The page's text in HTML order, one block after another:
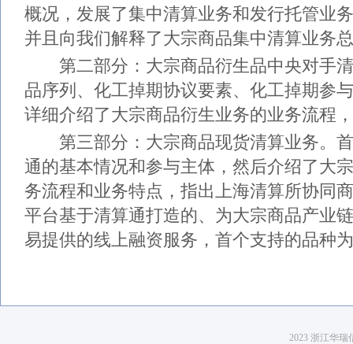
概况，发展了集中清算业务和发行托管业
并且向我们解释了大宗商品集中清算业务
第二部分：大宗商品衍生品中央对手清
品序列、化工掉期协议要素、化工掉期参
详细介绍了大宗商品衍生业务的业务流程，
第三部分：大宗商品现货清算业务。首
通的基本情况和参与主体，然后介绍了大
务流程和业务特点，指出上海清算所协同
平台基于清算通打造的、为大宗商品产业
易提供的线上融资服务，首个支持的品种
2023 浙江华瑞